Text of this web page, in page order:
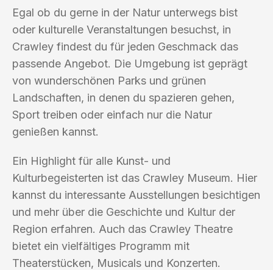
Egal ob du gerne in der Natur unterwegs bist
oder kulturelle Veranstaltungen besuchst, in
Crawley findest du für jeden Geschmack das
passende Angebot. Die Umgebung ist geprägt
von wunderschönen Parks und grünen
Landschaften, in denen du spazieren gehen,
Sport treiben oder einfach nur die Natur
genießen kannst.
Ein Highlight für alle Kunst- und
Kulturbegeisterten ist das Crawley Museum. Hier
kannst du interessante Ausstellungen besichtigen
und mehr über die Geschichte und Kultur der
Region erfahren. Auch das Crawley Theatre
bietet ein vielfältiges Programm mit
Theaterstücken, Musicals und Konzerten.